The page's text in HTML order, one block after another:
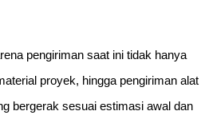
pengiriman saat ini tidak hanya
proyek, hingga pengiriman alat
bergerak sesuai estimasi awal dan